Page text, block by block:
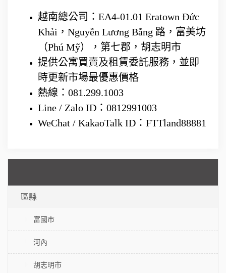
越南總公司：EA4-01.01 Eratown Đức
Khải，Nguyễn Lương Bằng 路，富美坊
（Phú Mỹ），第七郡，胡志明市
提供公寓買賣及租賃委託服務，並即
時更新市場最優惠價格
熱線：081.299.1003
Line / Zalo ID：0812991003
WeChat / KakaoTalk ID：FTTland88881
區縣
富國市
河內
胡志明市